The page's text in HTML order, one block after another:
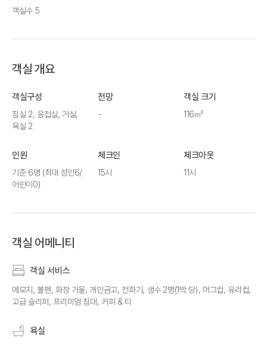
객실수 5
객실 개요
객실구성
침실 2, 응접실, 거실,
욕실 2
전망
-
객실 크기
116㎡
인원
기준 6명 (최대 성인6/
어린이0)
체크인
15시
체크아웃
11시
객실 어메니티
객실 서비스
메모지, 볼펜, 화장 거울, 개인금고, 전화기, 생수 2병(1박 당), 머그컵, 유리컵,
고급 슬리퍼, 프리미엄 침대, 커피 & 티
욕실